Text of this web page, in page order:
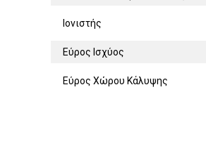
Ιονιστής
Εύρος Ισχύος
Εύρος Χώρου Κάλυψης